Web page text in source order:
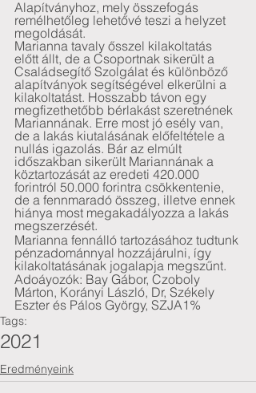
Alapítványhoz, mely összefogás
remélhetőleg lehetővé teszi a helyzet
megoldását.
Marianna tavaly ősszel kilakoltatás
előtt állt, de a Csoportnak sikerült a
Családsegítő Szolgálat és különböző
alapítványok segítségével elkerülni a
kilakoltatást. Hosszabb távon egy
megfizethetőbb bérlakást szeretnének
Mariannának. Erre most jó esély van,
de a lakás kiutalásának előfeltétele a
nullás igazolás. Bár az elmúlt
időszakban sikerült Mariannának a
köztartozását az eredeti 420.000
forintról 50.000 forintra csökkentenie,
de a fennmaradó összeg, illetve ennek
hiánya most megakadályozza a lakás
megszerzését.
Marianna fennálló tartozásához tudtunk
pénzadománnyal hozzájárulni, így
kilakoltatásának jogalapja megszűnt.
Adoáyozók: Bay Gábor, Czoboly
Márton, Korányi László, Dr, Székely
Eszter és Pálos György, SZJA1%
Tags:
2021
Eredményeink